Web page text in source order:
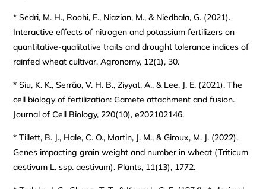
* Sedri, M. H., Roohi, E., Niazian, M., & Niedbała, G. (2021).
Interactive effects of nitrogen and potassium fertilizers on
quantitative-qualitative traits and drought tolerance indices of
rainfed wheat cultivar. Agronomy, 12(1), 30.
* Siu, K. K., Serrão, V. H. B., Ziyyat, A., & Lee, J. E. (2021). The
cell biology of fertilization: Gamete attachment and fusion.
Journal of Cell Biology, 220(10), e202102146.
* Tillett, B. J., Hale, C. O., Martin, J. M., & Giroux, M. J. (2022).
Genes impacting grain weight and number in wheat (Triticum
aestivum L. ssp. aestivum). Plants, 11(13), 1772.